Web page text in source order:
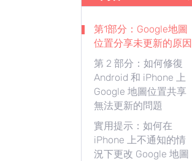
第1部分：Google地圖
位置分享未更新的原因
第 2 部分：如何修復
Android 和 iPhone 上
Google 地圖位置共享
無法更新的問題
實用提示：如何在
iPhone 上不通知的情
況下更改 Google 地圖